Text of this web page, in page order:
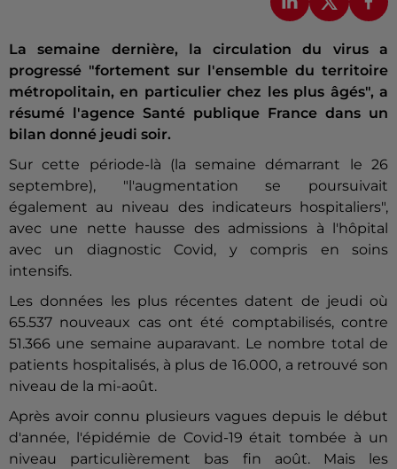
La semaine dernière, la circulation du virus a
progressé "fortement sur l'ensemble du territoire
métropolitain, en particulier chez les plus âgés", a
résumé l'agence Santé publique France dans un
bilan donné jeudi soir.
Sur cette période-là (la semaine démarrant le 26
septembre), "l'augmentation se poursuivait
également au niveau des indicateurs hospitaliers",
avec une nette hausse des admissions à l'hôpital
avec un diagnostic Covid, y compris en soins
intensifs.
Les données les plus récentes datent de jeudi où
65.537 nouveaux cas ont été comptabilisés, contre
51.366 une semaine auparavant. Le nombre total de
patients hospitalisés, à plus de 16.000, a retrouvé son
niveau de la mi-août.
Après avoir connu plusieurs vagues depuis le début
d'année, l'épidémie de Covid-19 était tombée à un
niveau particulièrement bas fin août. Mais les